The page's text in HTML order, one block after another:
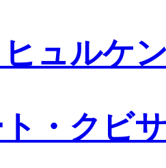
ュルケ
・クビ